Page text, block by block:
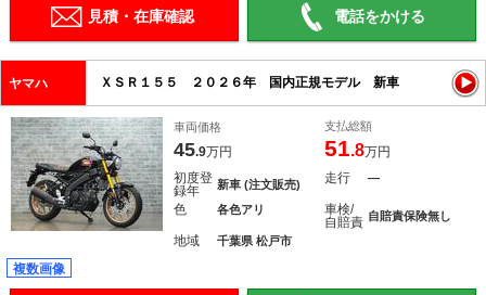
見積・在庫確認 電話をかける
ヤマハ ＸＳＲ１５５ ２０２６年 国内正規モデル 新車
車両価格
45.9万円
支払総額
51.8万円
初度登
録年
新車 (注文販売) 走行 ―
色 各色アリ
車検/
自賠責 自賠責保険無し
地域 千葉県 松戸市
複数画像